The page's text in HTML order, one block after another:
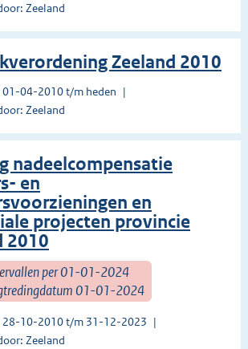
Zeeland
Zeeland 2010
01-04-2010 t/m heden
Zeeland
nadeelcompensatie
en
en
projecten provincie
2010
per 01-01-2024
01-01-2024
28-10-2010 t/m 31-12-2023
Zeeland